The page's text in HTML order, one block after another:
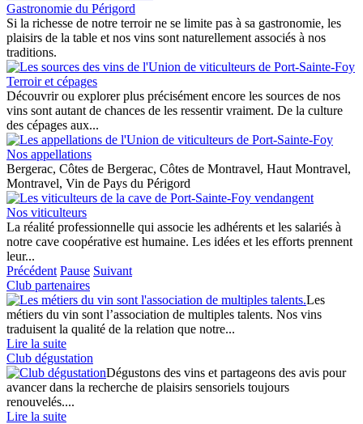
Gastronomie du Périgord
Si la richesse de notre terroir ne se limite pas à sa gastronomie, les
plaisirs de la table et nos vins sont naturellement associés à nos
traditions.
Terroir et cépages
Découvrir ou explorer plus précisément encore les sources de nos
vins sont autant de chances de les ressentir vraiment. De la culture
des cépages aux...
Nos appellations
Bergerac, Côtes de Bergerac, Côtes de Montravel, Haut Montravel,
Montravel, Vin de Pays du Périgord
Nos viticulteurs
La réalité professionnelle qui associe les adhérents et les salariés à
notre cave coopérative est humaine. Les idées et les efforts prennent
leur...
Précédent Pause Suivant
Club partenaires
Les
métiers du vin sont l’association de multiples talents. Nos vins
traduisent la qualité de la relation que notre...
Lire la suite
Club dégustation
Dégustons des vins et partageons des avis pour
avancer dans la recherche de plaisirs sensoriels toujours
renouvelés....
Lire la suite